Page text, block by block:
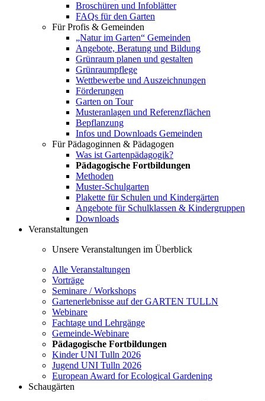
Broschüren und Infoblätter
FAQs für den Garten
Für Profis & Gemeinden
„Natur im Garten“ Gemeinden
Angebote, Beratung und Bildung
Grünraum planen und gestalten
Grünraumpflege
Wettbewerbe und Auszeichnungen
Förderungen
Garten on Tour
Musteranlagen und Referenzflächen
Bepflanzung
Infos und Downloads Gemeinden
Für Pädagoginnen & Pädagogen
Was ist Gartenpädagogik?
Pädagogische Fortbildungen
Methoden
Muster-Schulgarten
Plakette für Schulen und Kindergärten
Angebote für Schulklassen & Kindergruppen
Downloads
Veranstaltungen
Unsere Veranstaltungen im Überblick
Alle Veranstaltungen
Vorträge
Seminare / Workshops
Gartenerlebnisse auf der GARTEN TULLN
Webinare
Fachtage und Lehrgänge
Gemeinde-Webinare
Pädagogische Fortbildungen
Kinder UNI Tulln 2026
Jugend UNI Tulln 2026
European Award for Ecological Gardening
Schaugärten